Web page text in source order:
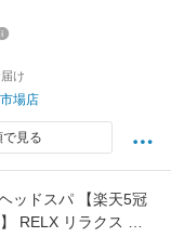
EMS 赤色LED【公
X フェイスケ
動頭皮ブラシ 美顔器
け
場店
で見る
ッドスパ 【楽天5冠
RELX リラクス 頭